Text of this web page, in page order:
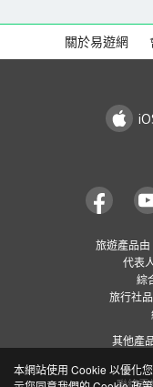
關於易遊網
旅遊產品
代表
綜
旅行社
其他產
本網站使用 Cookie 以優化